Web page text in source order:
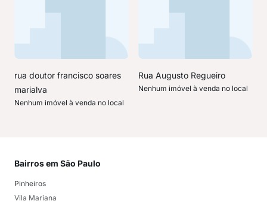
rua doutor francisco soares
marialva
Nenhum imóvel à venda no local
Rua Augusto Regueiro
Nenhum imóvel à venda no local
Bairros em São Paulo
Pinheiros
Vila Mariana